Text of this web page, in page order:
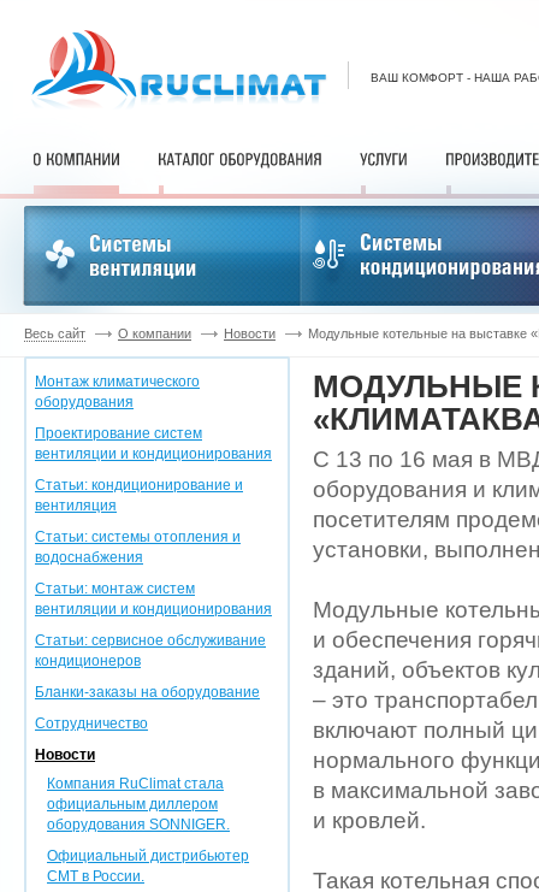
ВАШ КОМФОРТ - НАША
Весь сайт О компании Новости Модульные котельные на выставке
Монтаж климатического
оборудования
Проектирование систем
вентиляции и кондиционирования
Статьи: кондиционирование и
вентиляция
Статьи: системы отопления и
водоснабжения
Статьи: монтаж систем
вентиляции и кондиционирования
Статьи: сервисное обслуживание
кондиционеров
Бланки-заказы на оборудование
Сотрудничество
Новости
Компания RuClimat стала
официальным диллером
оборудования SONNIGER.
Официальный дистрибьютер
CMT в России.
МОДУЛЬНЫЕ
С 13 по 16 мая в
оборудования и
посетителям
установки,
Модульные
и обеспечения
зданий, объектов
– это
включают полный
нормального
в максимальной
и кровлей.
Такая котельная